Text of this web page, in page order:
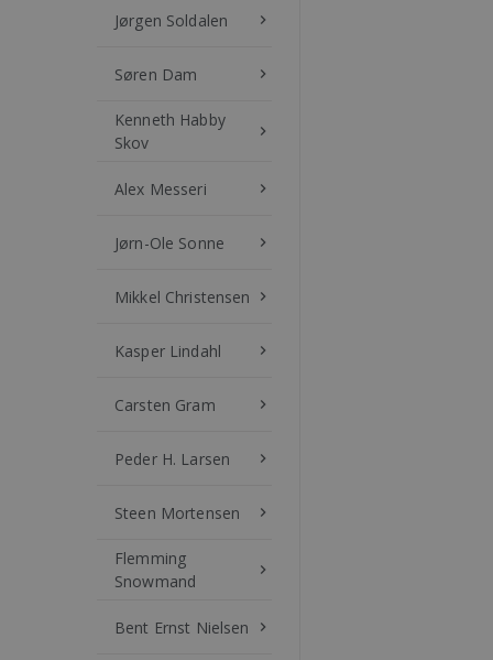
Jørgen Soldalen keyboard_arrow_right
Søren Dam keyboard_arrow_right
Kenneth Habby
Skov
keyboard_arrow_right
Alex Messeri keyboard_arrow_right
Jørn-Ole Sonne keyboard_arrow_right
Mikkel Christensen keyboard_arrow_right
Kasper Lindahl keyboard_arrow_right
Carsten Gram keyboard_arrow_right
Peder H. Larsen keyboard_arrow_right
Steen Mortensen keyboard_arrow_right
Flemming
Snowmand
keyboard_arrow_right
Bent Ernst Nielsen keyboard_arrow_right